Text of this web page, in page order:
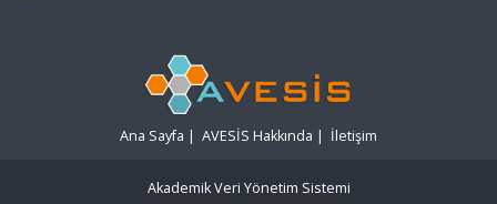
Ana Sayfa | AVESİS Hakkında | İletişim
Akademik Veri Yönetim Sistemi